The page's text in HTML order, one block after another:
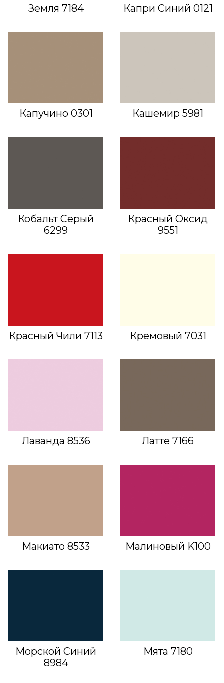
Земля 7184 Капри Синий 0121
Капучино 0301 Кашемир 5981
Кобальт Серый
6299
Красный Оксид
9551
Красный Чили 7113 Кремовый 7031
Лаванда 8536 Латте 7166
Макиато 8533 Малиновый K100
Морской Синий
8984
Мята 7180